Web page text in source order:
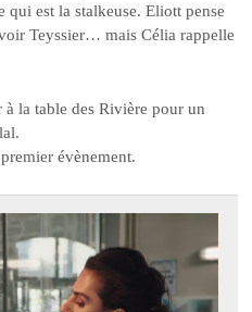
qui est la stalkeuse. Eliott pense
Teyssier… mais Célia rappelle
la table des Rivière pour un
évènement.